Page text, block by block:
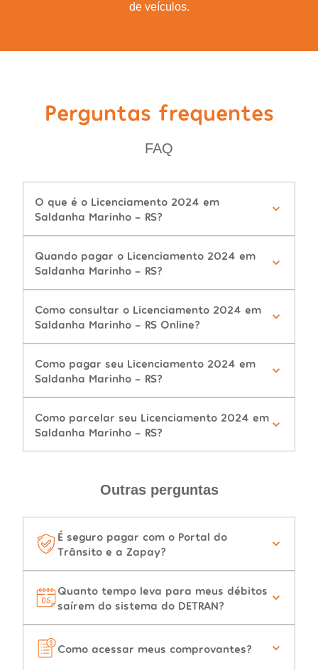
de veículos.
Perguntas frequentes
FAQ
O que é o Licenciamento 2024 em
Saldanha Marinho - RS?
Quando pagar o Licenciamento 2024 em
Saldanha Marinho - RS?
Como consultar o Licenciamento 2024 em
Saldanha Marinho - RS Online?
Como pagar seu Licenciamento 2024 em
Saldanha Marinho - RS?
Como parcelar seu Licenciamento 2024 em
Saldanha Marinho - RS?
Outras perguntas
É seguro pagar com o Portal do
Trânsito e a Zapay?
Quanto tempo leva para meus débitos
saírem do sistema do DETRAN?
Como acessar meus comprovantes?